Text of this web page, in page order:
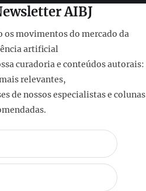
AIBJ
os movimentos do mercado da
artificial
curadoria e conteúdos autorais:
relevantes,
de nossos especialistas e colunas